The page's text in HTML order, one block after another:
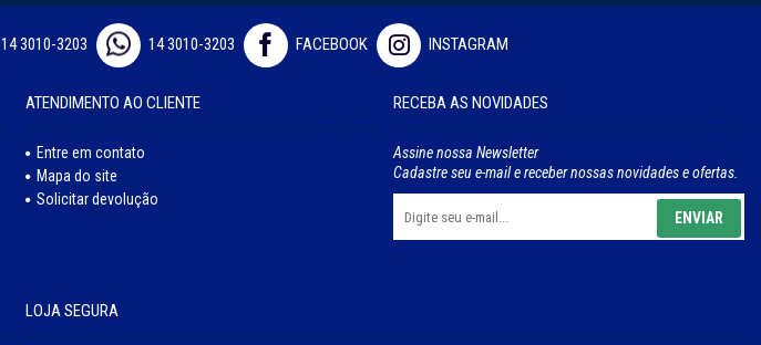
14 3010-3203 14 3010-3203 FACEBOOK INSTAGRAM
ATENDIMENTO AO CLIENTE
Entre em contato
Mapa do site
Solicitar devolução
RECEBA AS NOVIDADES
Assine nossa Newsletter
Cadastre seu e-mail e receber nossas novidades e ofertas.
ENVIAR
LOJA SEGURA